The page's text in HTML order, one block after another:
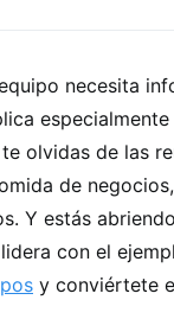
necesita
olvidas de las
de
Y estás
con el
y conviértete